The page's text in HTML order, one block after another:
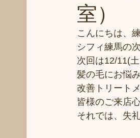
室）
こんにちは、
シフィ練馬の
次回は12/11(
髪の毛にお悩
改善トリート
皆様のご来店
それでは、失